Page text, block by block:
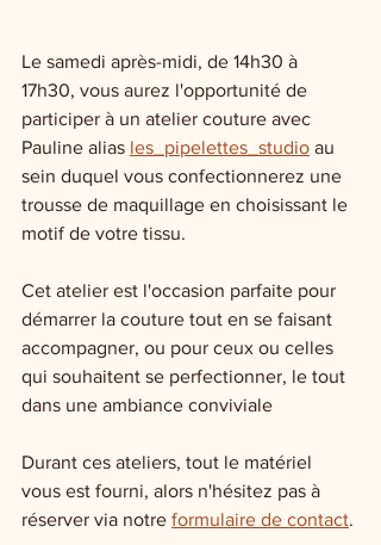
Le samedi après-midi, de 14h30 à
17h30, vous aurez l'opportunité de
participer à un atelier couture avec
Pauline alias les_pipelettes_studio au
sein duquel vous confectionnerez une
trousse de maquillage en choisissant le
motif de votre tissu.
Cet atelier est l'occasion parfaite pour
démarrer la couture tout en se faisant
accompagner, ou pour ceux ou celles
qui souhaitent se perfectionner, le tout
dans une ambiance conviviale
Durant ces ateliers, tout le matériel
vous est fourni, alors n'hésitez pas à
réserver via notre formulaire de contact.